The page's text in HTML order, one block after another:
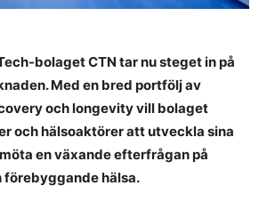
bolaget CTN tar nu steget in på
Med en bred portfölj av
och longevity vill bolaget
och hälsoaktörer att utveckla sina
en växande efterfrågan på
hälsa.